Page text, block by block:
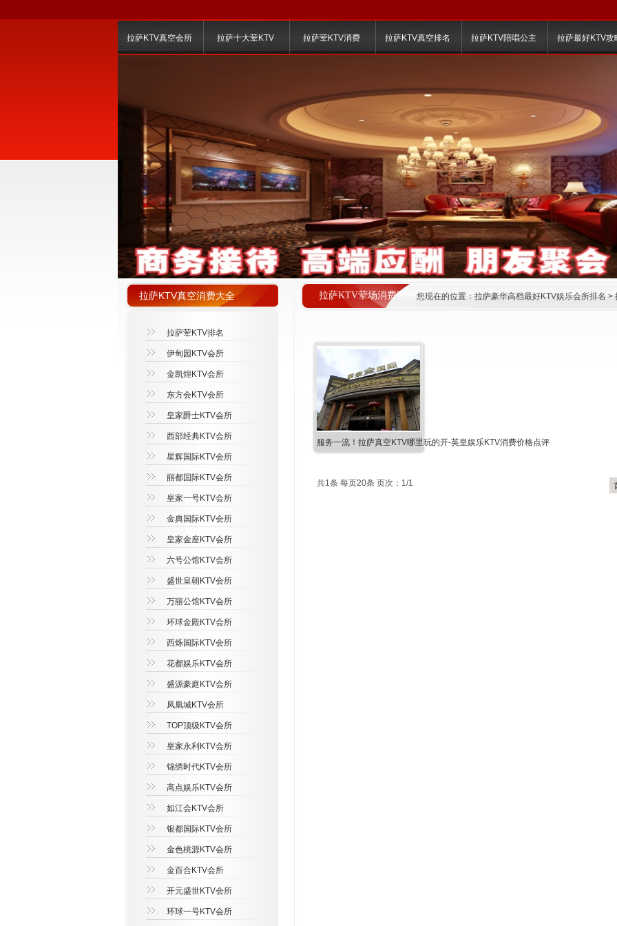
拉萨KTV真空会所 拉萨十大荤KTV 拉萨荤KTV消费 拉萨KTV真空排名 拉萨KTV陪唱公主 拉萨最好KTV攻
拉萨KTV荤场消费明细 您现在的位置： 拉萨豪华高档最好KTV娱乐会所排名 >
服务一流！拉萨真空KTV哪里玩的开-英皇娱乐KTV消费价格点评
共1条 每页20条 页次：1/1
拉萨KTV真空消费大全
拉萨荤KTV排名
伊甸园KTV会所
金凯煌KTV会所
东方会KTV会所
皇家爵士KTV会所
西部经典KTV会所
星辉国际KTV会所
丽都国际KTV会所
皇家一号KTV会所
金典国际KTV会所
皇家金座KTV会所
六号公馆KTV会所
盛世皇朝KTV会所
万丽公馆KTV会所
环球金殿KTV会所
西烁国际KTV会所
花都娱乐KTV会所
盛源豪庭KTV会所
凤凰城KTV会所
TOP顶级KTV会所
皇家永利KTV会所
锦绣时代KTV会所
高点娱乐KTV会所
如江会KTV会所
银都国际KTV会所
金色桃源KTV会所
金百合KTV会所
开元盛世KTV会所
环球一号KTV会所